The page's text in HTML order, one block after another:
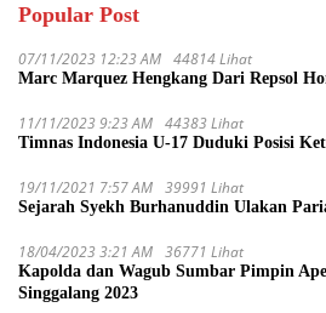
Popular Post
07/11/2023 12:23 AM 44814 Lihat
Marc Marquez Hengkang Dari Repsol
11/11/2023 9:23 AM 44383 Lihat
Timnas Indonesia U-17 Duduki Posisi
19/11/2021 7:57 AM 39991 Lihat
Sejarah Syekh Burhanuddin Ulakan
18/04/2023 3:21 AM 36771 Lihat
Kapolda dan Wagub Sumbar Pimpin
Singgalang 2023